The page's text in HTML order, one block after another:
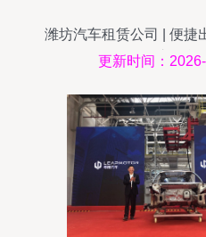
潍坊汽车租赁公司 | 便捷
汽车租赁
更新时间：